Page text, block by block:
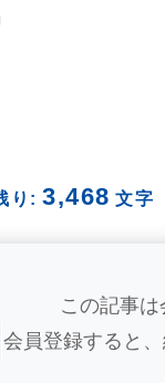
り: 3,468 文字
この記事は
会員登録すると、